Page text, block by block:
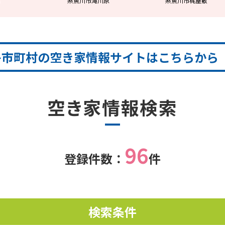
町村の空き家情報サイトはこちらから
空き家情報検索
登録件数： 96件
検索条件